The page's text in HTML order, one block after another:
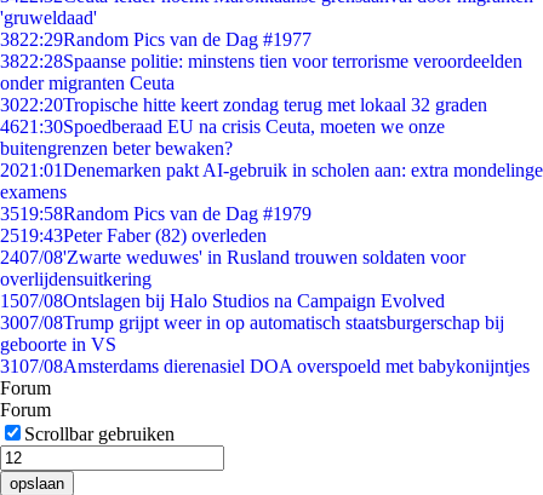
'gruweldaad'
3822:29Random Pics van de Dag #1977
3822:28Spaanse politie: minstens tien voor terrorisme veroordeelden
onder migranten Ceuta
3022:20Tropische hitte keert zondag terug met lokaal 32 graden
4621:30Spoedberaad EU na crisis Ceuta, moeten we onze
buitengrenzen beter bewaken?
2021:01Denemarken pakt AI-gebruik in scholen aan: extra mondelinge
examens
3519:58Random Pics van de Dag #1979
2519:43Peter Faber (82) overleden
2407/08'Zwarte weduwes' in Rusland trouwen soldaten voor
overlijdensuitkering
1507/08Ontslagen bij Halo Studios na Campaign Evolved
3007/08Trump grijpt weer in op automatisch staatsburgerschap bij
geboorte in VS
3107/08Amsterdams dierenasiel DOA overspoeld met babykonijntjes
Forum
Forum
Scrollbar gebruiken
opslaan